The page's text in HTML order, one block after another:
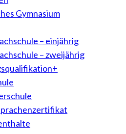
Gymnasium
– einjährig
– zweijährig